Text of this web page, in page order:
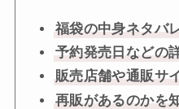
福袋の中身ネタバ
予約発売日などの
販売店舗や通販サ
再販があるのかを